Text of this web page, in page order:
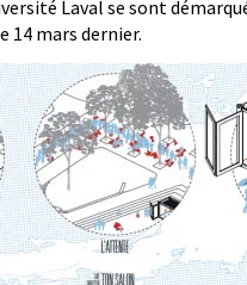
Laval se sont
14 mars dernier.